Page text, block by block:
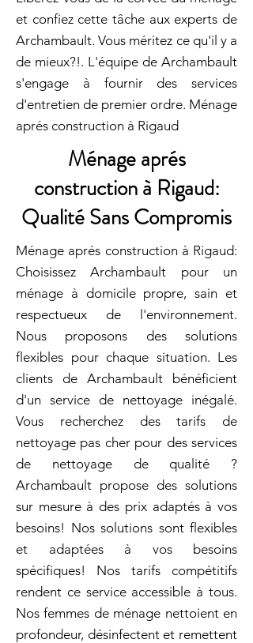
et confiez cette tâche aux experts de
Archambault. Vous méritez ce qu'il y a
de mieux?!. L'équipe de Archambault
s'engage à fournir des services
d'entretien de premier ordre. Ménage
aprés construction à Rigaud
Ménage aprés
construction à Rigaud:
Qualité Sans Compromis
Ménage aprés construction à Rigaud:
Choisissez Archambault pour un
ménage à domicile propre, sain et
respectueux de l'environnement.
Nous proposons des solutions
flexibles pour chaque situation. Les
clients de Archambault bénéficient
d'un service de nettoyage inégalé.
Vous recherchez des tarifs de
nettoyage pas cher pour des services
de nettoyage de qualité ?
Archambault propose des solutions
sur mesure à des prix adaptés à vos
besoins! Nos solutions sont flexibles
et adaptées à vos besoins
spécifiques! Nos tarifs compétitifs
rendent ce service accessible à tous.
Nos femmes de ménage nettoient en
profondeur, désinfectent et remettent